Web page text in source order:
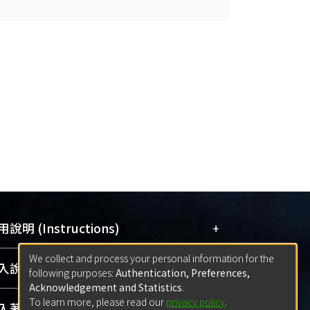
說明 (Instructions) +
站簡介(Quickstart Guide)
用手冊(Instruction Manual)
線上預約服務(Booking Service)
說明 (Sign-in) +
We collect and process your personal information for the
following purposes: Authentication, Preferences,
Acknowledgement and Statistics.
To learn more, please read our privacy policy.